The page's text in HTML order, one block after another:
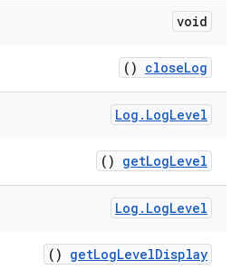
void
closeLog
()
Log . LogLevel
getLogLevel
()
Log . LogLevel
getLogLevelDisplay
()